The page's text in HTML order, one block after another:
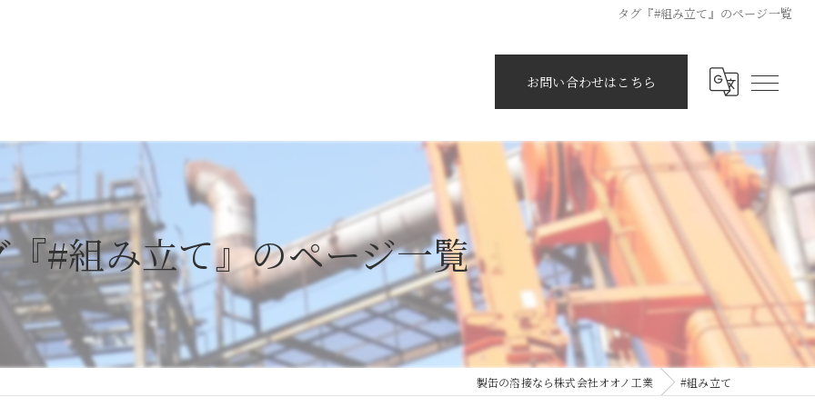
タグ『#組み立て』のページ一覧
お問い合わせはこちら
#組み立て』のページ一覧
製缶の溶接なら株式会社オオノ工業 #組み立て